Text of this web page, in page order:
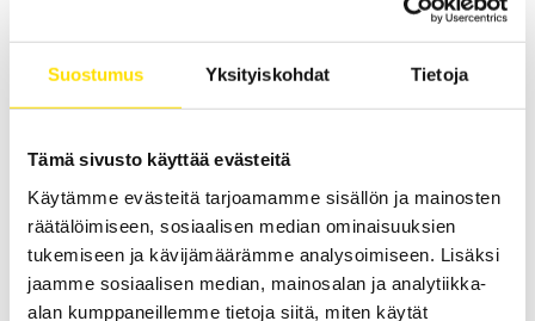
Suostumus Yksityiskohdat Tietoja
Tämä sivusto käyttää evästeitä
Käytämme evästeitä tarjoamamme sisällön ja mainosten
räätälöimiseen, sosiaalisen median ominaisuuksien
tukemiseen ja kävijämäärämme analysoimiseen. Lisäksi
jaamme sosiaalisen median, mainosalan ja analytiikka-
alan kumppaneillemme tietoja siitä, miten käytät
ETL HVC50KS-KS testikaapeli kaapelikengillä
HVC50KS-KS kaapeli korkeajännitemittauksiin.
LUE LISÄÄ